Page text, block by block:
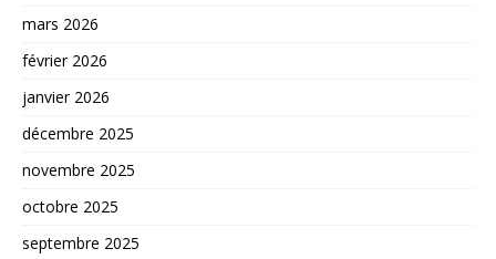
mars 2026
février 2026
janvier 2026
décembre 2025
novembre 2025
octobre 2025
septembre 2025